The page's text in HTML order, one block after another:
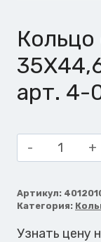
Кольцо
арт. 4-
товара
с
пазом
Артикул:
Категория:
Узнать цену